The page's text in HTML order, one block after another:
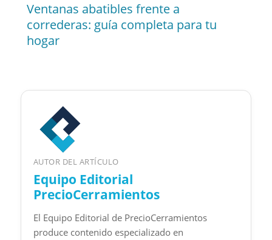
Ventanas abatibles frente a
correderas: guía completa para tu
hogar
AUTOR DEL ARTÍCULO
Equipo Editorial
PrecioCerramientos
El Equipo Editorial de PrecioCerramientos
produce contenido especializado en